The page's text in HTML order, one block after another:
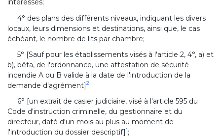
intéressés;
4° des plans des différents niveaux, indiquant les divers
locaux, leurs dimensions et destinations, ainsi que, le cas
échéant, le nombre de lits par chambre;
5° [Sauf pour les établissements visés à l'article 2, 4°, a) et
b), bêta, de l'ordonnance, une attestation de sécurité
incendie A ou B valide à la date de l'introduction de la
demande d'agrément]2;
6° [un extrait de casier judiciaire, visé à l'article 595 du
Code d'instruction criminelle, du gestionnaire et du
directeur, daté d'un mois au plus au moment de
l'introduction du dossier descriptif]1;